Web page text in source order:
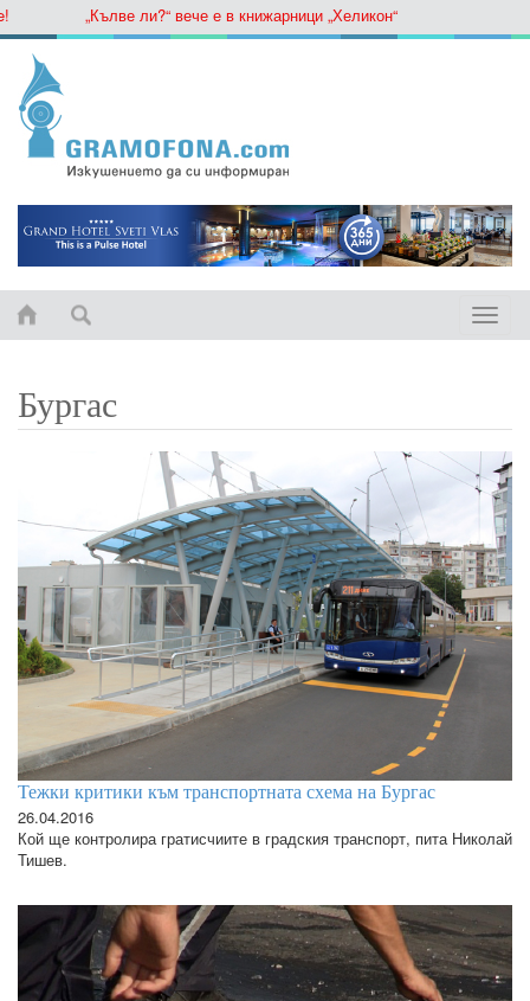
„Кълве ли?“ вече е в книжарници „Хеликон“
Toggle
Бургас
Тежки критики към транспортната схема на Бургас
26.04.2016
Кой ще контролира гратисчиите в градския транспорт, пита Николай
Тишев.